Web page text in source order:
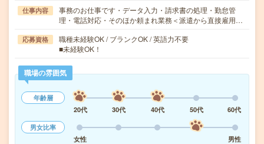
仕事内容
事務のお仕事です・データ入力・請求書の処理・勤怠管
理・電話対応・そのほか頼まれ業務＜派遣から直接雇用…
応募資格
職種未経験OK / ブランクOK / 英語力不要
■未経験OK！
職場の雰囲気
年齢層
20代
30代 40代 50代
60代
男女比率
女性
男性